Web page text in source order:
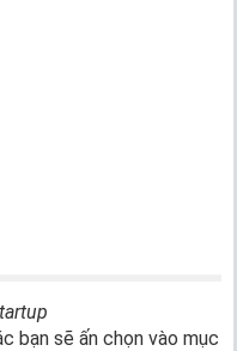
bạn sẽ ấn chọn vào mục